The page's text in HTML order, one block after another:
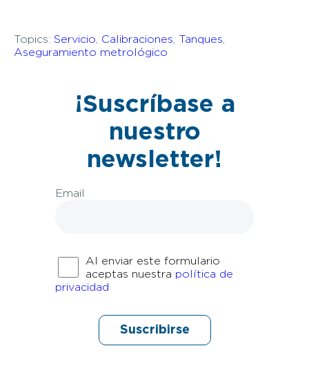
Topics: Servicio, Calibraciones, Tanques,
Aseguramiento metrológico
¡Suscríbase a
nuestro
newsletter!
Email
Al enviar este formulario
aceptas nuestra política de
privacidad